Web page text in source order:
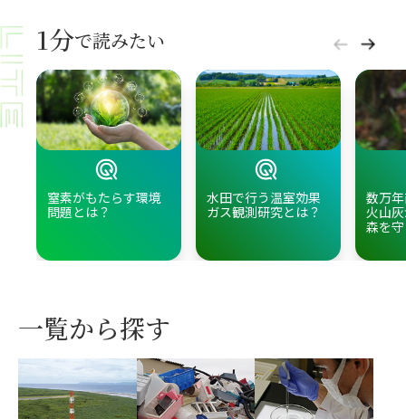
1分で読みたい
窒素がもたらす環境
問題とは？
水田で行う温室効果
ガス観測研究とは？
数万
火山
森を
一覧から探す